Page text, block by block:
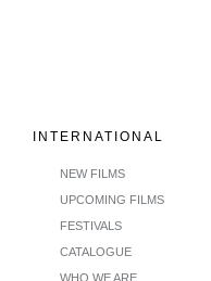
INTERNATIONAL
NEW FILMS
UPCOMING FILMS
FESTIVALS
CATALOGUE
WHO WE ARE